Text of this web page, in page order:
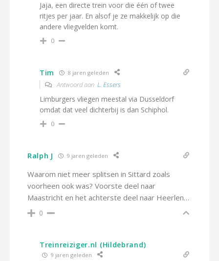
Jaja, een directe trein voor die één of twee
ritjes per jaar. En alsof je ze makkelijk op die
andere vliegvelden komt.
0
Tim 8 jaren geleden
Antwoord aan L. Essers
Limburgers vliegen meestal via Dusseldorf
omdat dat veel dichterbij is dan Schiphol.
0
Ralph J 9 jaren geleden
Waarom niet meer splitsen in Sittard zoals
voorheen ook was? Voorste deel naar
Maastricht en het achterste deel naar Heerlen…
0
Treinreiziger.nl (Hildebrand)
9 jaren geleden